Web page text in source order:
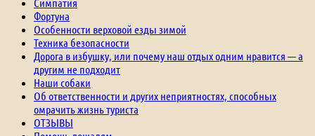
Симпатия
Фортуна
Особенности верховой езды зимой
Техника безопасности
Дорога в избушку, или почему наш отдых одним нравится — а
другим не подходит
Наши собаки
Об ответственности и других неприятностях, способных
омрачить жизнь туриста
ОТЗЫВЫ